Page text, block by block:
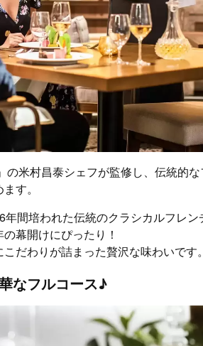
米村昌泰シェフが監修し、伝統的
す。
間培われた伝統のクラシカルフレ
幕開けにぴったり！
だわりが詰まった贅沢な味わいです
なフルコース♪